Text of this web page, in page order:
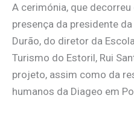
A cerimónia, que
presença da presidente
Durão, do diretor da
Turismo do Estoril, Rui
projeto, assim como da
humanos da Diageo em